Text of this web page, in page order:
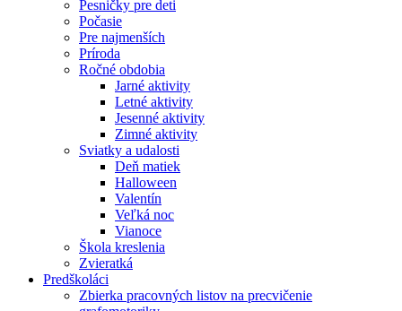
Pesničky pre deti
Počasie
Pre najmenších
Príroda
Ročné obdobia
Jarné aktivity
Letné aktivity
Jesenné aktivity
Zimné aktivity
Sviatky a udalosti
Deň matiek
Halloween
Valentín
Veľká noc
Vianoce
Škola kreslenia
Zvieratká
Predškoláci
Zbierka pracovných listov na precvičenie